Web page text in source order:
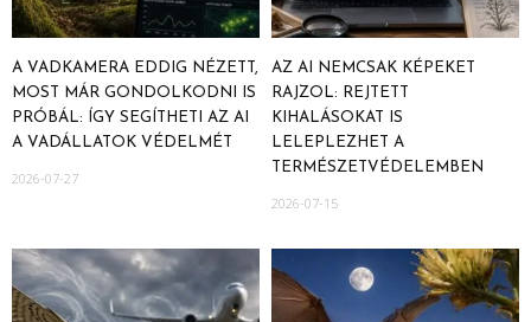
A VADKAMERA EDDIG NÉZETT,
MOST MÁR GONDOLKODNI IS
PRÓBÁL: ÍGY SEGÍTHETI AZ AI
A VADÁLLATOK VÉDELMÉT
2026-07-27
AZ AI NEMCSAK KÉPEKET
RAJZOL: REJTETT
KIHALÁSOKAT IS
LELEPLEZHET A
TERMÉSZETVÉDELEMBEN
2026-07-15